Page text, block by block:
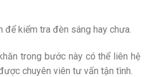
để kiểm tra đèn sáng hay chưa.
trong bước này có thể liên hệ
chuyên viên tư vấn tận tình.